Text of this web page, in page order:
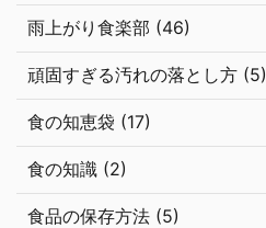
雨上がり食楽部 (46)
頑固すぎる汚れの落とし方 (5)
食の知恵袋 (17)
食の知識 (2)
食品の保存方法 (5)